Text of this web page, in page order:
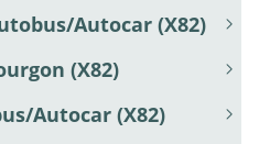
Autocar (X82)
(X82)
Autocar (X82)